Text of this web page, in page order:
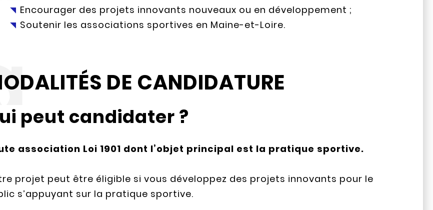
Encourager des projets innovants nouveaux ou en développement ;
Soutenir les associations sportives en Maine-et-Loire.
DE CANDIDATURE
peut candidater ?
association Loi 1901 dont l’objet principal est la pratique sportive.
projet peut être éligible si vous développez des projets innovants pour le
s’appuyant sur la pratique sportive.